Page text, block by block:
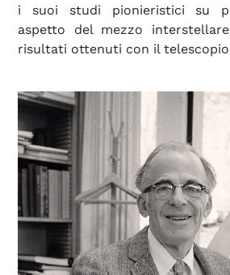
i suoi studi pionieristici su
aspetto del mezzo
risultati ottenuti con il telescopio